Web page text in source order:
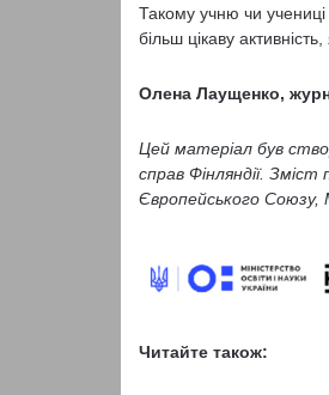
Такому учню чи учениці
більш цікаву
Олена Лаущенко,
Цей матеріал був
справ Фінляндії. Зміст
Європейського Союзу,
Читайте також: